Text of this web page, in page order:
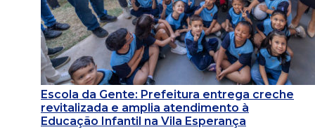
Escola da Gente: Prefeitura entrega creche
revitalizada e amplia atendimento à
Educação Infantil na Vila Esperança